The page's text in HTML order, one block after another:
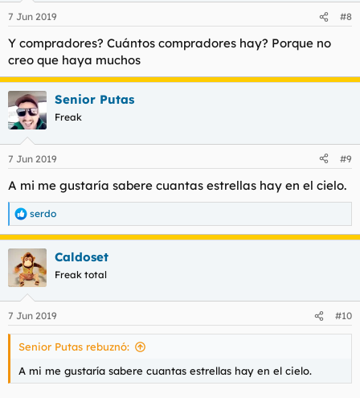
e
7 Jun 2019 #8
Y compradores? Cuántos compradores hay? Porque no
creo que haya muchos
Senior Putas
Freak
7 Jun 2019 #9
A mi me gustaría sabere cuantas estrellas hay en el cielo.
R
e
a
c
i
e
s
serdo
Caldoset
Freak total
7 Jun 2019 #10
Senior Putas rebuznó:
A mi me gustaría sabere cuantas estrellas hay en el cielo.